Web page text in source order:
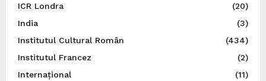
ICR Londra
(20)
India
(3)
Institutul Cultural Român
(434)
Institutul Francez
(2)
Internațional
(11)